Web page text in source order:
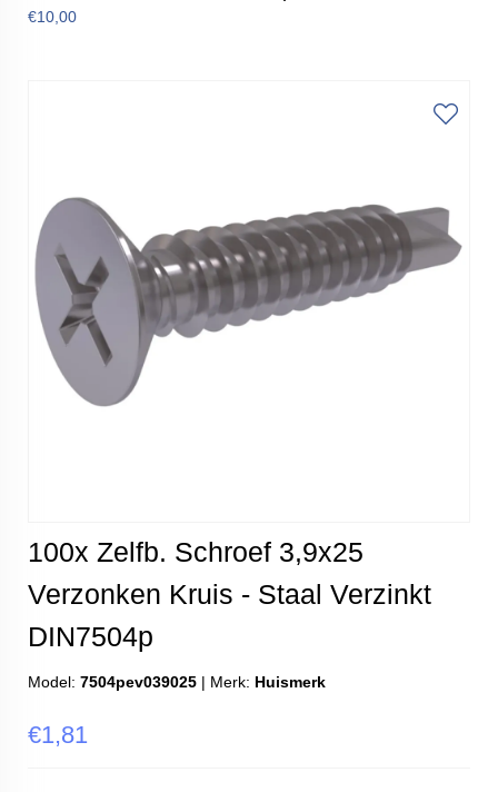
€10,00
100x Zelfb. Schroef 3,9x25
Verzonken Kruis - Staal Verzinkt
DIN7504p
Model: 7504pev039025 | Merk: Huismerk
€1,81